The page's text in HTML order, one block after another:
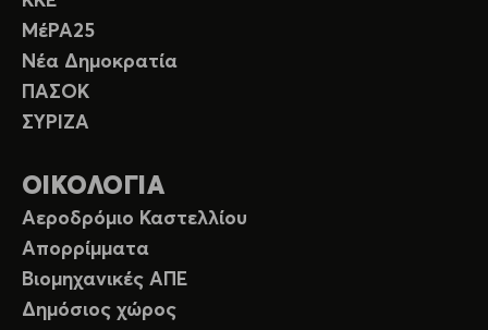
ΜέΡΑ25
Νέα Δημοκρατία
ΠΑΣΟΚ
ΣΥΡΙΖΑ
ΟΙΚΟΛΟΓΙΑ
Αεροδρόμιο Καστελλίου
Απορρίμματα
Βιομηχανικές ΑΠΕ
Δημόσιος χώρος